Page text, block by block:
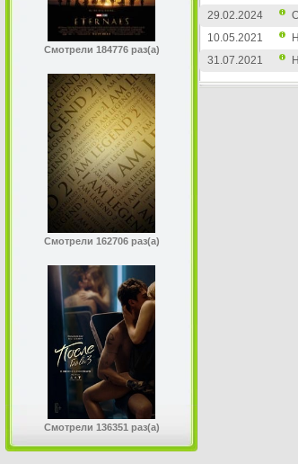
Смотрели 184776 раз(а)
Смотрели 162706 раз(а)
Смотрели 136351 раз(а)
29.02.2024
10.05.2021
31.07.2021